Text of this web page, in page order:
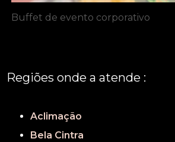
Buffet de evento corporativo
Regiões onde a atende :
Aclimação
Bela Cintra